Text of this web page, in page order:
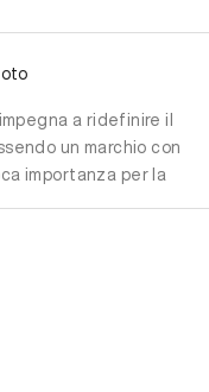
a ridefinire il
un marchio con
importanza per la
nelle nazionalità.
creiamo prodotti
e di domani.